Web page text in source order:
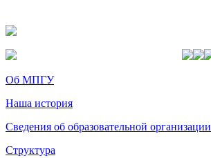
Об МПГУ
Наша история
Сведения об образовательной организации
Структура